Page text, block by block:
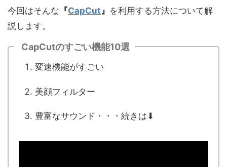
今回はそんな 『CapCut』 を利用する方法について解
説します。
CapCutのすごい機能10選
変速機能がすごい
美顔フィルター
豊富なサウンド・・・続きは⬇︎